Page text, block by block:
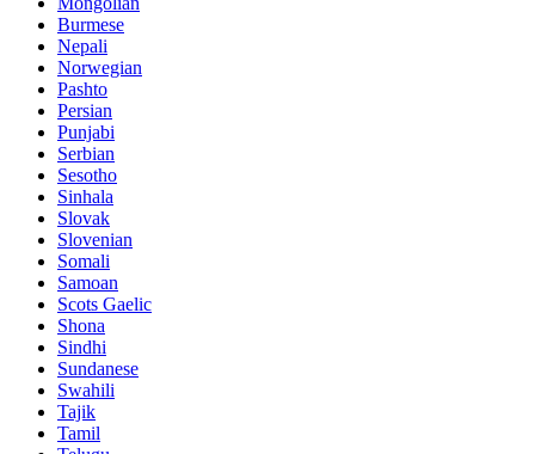
Burmese
Nepali
Norwegian
Pashto
Persian
Punjabi
Serbian
Sesotho
Sinhala
Slovak
Slovenian
Somali
Samoan
Scots Gaelic
Shona
Sindhi
Sundanese
Swahili
Tajik
Tamil